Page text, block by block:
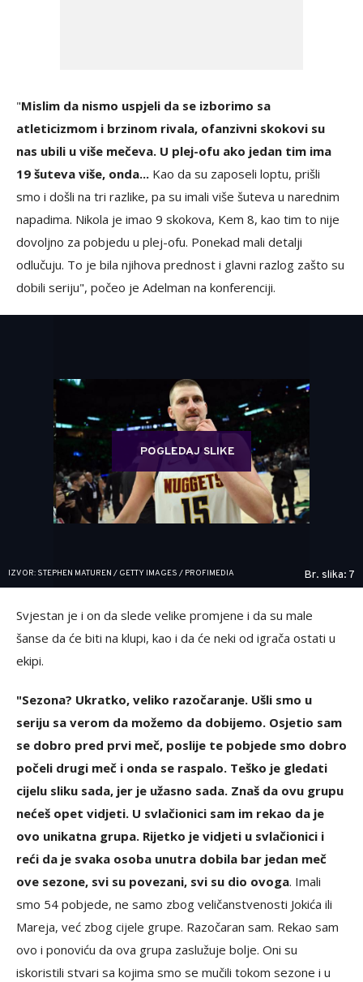
"Mislim da nismo uspjeli da se izborimo sa
atleticizmom i brzinom rivala, ofanzivni skokovi su
nas ubili u više mečeva. U plej-ofu ako jedan tim ima
19 šuteva više, onda... Kao da su zaposeli loptu, prišli
smo i došli na tri razlike, pa su imali više šuteva u narednim
napadima. Nikola je imao 9 skokova, Kem 8, kao tim to nije
dovoljno za pobjedu u plej-ofu. Ponekad mali detalji
odlučuju. To je bila njihova prednost i glavni razlog zašto su
dobili seriju", počeo je Adelman na konferenciji.
POGLEDAJ SLIKE
IZVOR: STEPHEN MATUREN / GETTY IMAGES / PROFIMEDIA Br. slika: 7
Svjestan je i on da slede velike promjene i da su male
šanse da će biti na klupi, kao i da će neki od igrača ostati u
ekipi.
"Sezona? Ukratko, veliko razočaranje. Ušli smo u
seriju sa verom da možemo da dobijemo. Osjetio sam
se dobro pred prvi meč, poslije te pobjede smo dobro
počeli drugi meč i onda se raspalo. Teško je gledati
cijelu sliku sada, jer je užasno sada. Znaš da ovu grupu
nećeš opet vidjeti. U svlačionici sam im rekao da je
ovo unikatna grupa. Rijetko je vidjeti u svlačionici i
reći da je svaka osoba unutra dobila bar jedan meč
ove sezone, svi su povezani, svi su dio ovoga. Imali
smo 54 pobjede, ne samo zbog veličanstvenosti Jokića ili
Mareja, već zbog cijele grupe. Razočaran sam. Rekao sam
ovo i ponoviću da ova grupa zaslužuje bolje. Oni su
iskoristili stvari sa kojima smo se mučili tokom sezone i u